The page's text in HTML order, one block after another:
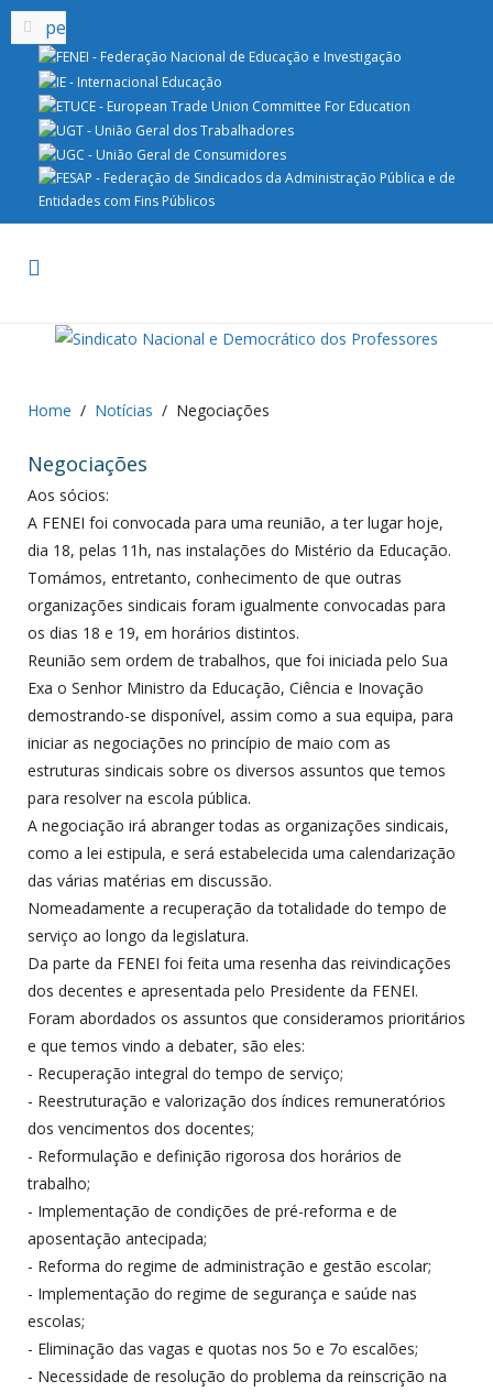
Home Notícias Negociações
Negociações
Aos sócios:
A FENEI foi convocada para uma reunião, a ter lugar hoje,
dia 18, pelas 11h, nas instalações do Mistério da Educação.
Tomámos, entretanto, conhecimento de que outras
organizações sindicais foram igualmente convocadas para
os dias 18 e 19, em horários distintos.
Reunião sem ordem de trabalhos, que foi iniciada pelo Sua
Exa o Senhor Ministro da Educação, Ciência e Inovação
demostrando-se disponível, assim como a sua equipa, para
iniciar as negociações no princípio de maio com as
estruturas sindicais sobre os diversos assuntos que temos
para resolver na escola pública.
A negociação irá abranger todas as organizações sindicais,
como a lei estipula, e será estabelecida uma calendarização
das várias matérias em discussão.
Nomeadamente a recuperação da totalidade do tempo de
serviço ao longo da legislatura.
Da parte da FENEI foi feita uma resenha das reivindicações
dos decentes e apresentada pelo Presidente da FENEI.
Foram abordados os assuntos que consideramos prioritários
e que temos vindo a debater, são eles:
- Recuperação integral do tempo de serviço;
- Reestruturação e valorização dos índices remuneratórios
dos vencimentos dos docentes;
- Reformulação e definição rigorosa dos horários de
trabalho;
- Implementação de condições de pré-reforma e de
aposentação antecipada;
- Reforma do regime de administração e gestão escolar;
- Implementação do regime de segurança e saúde nas
escolas;
- Eliminação das vagas e quotas nos 5o e 7o escalões;
- Necessidade de resolução do problema da reinscrição na